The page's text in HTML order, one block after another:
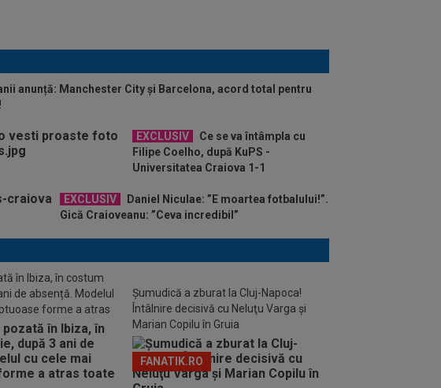
anunță: Manchester City și Barcelona, acord total pentru
EXCLUSIV
Ce se va întâmpla cu
Filipe Coelho, după KuPS -
Universitatea Craiova 1-1
EXCLUSIV
Daniel Niculae: ”E moartea fotbalului!”.
Gică Craioveanu: ”Ceva incredibil”
în Ibiza, în costum
de absență. Modelul
forme a atras
Șumudică a zburat la Cluj-Napoca!
Întâlnire decisivă cu Neluţu Varga şi
Marian Copilu în Gruia
FANATIK.RO